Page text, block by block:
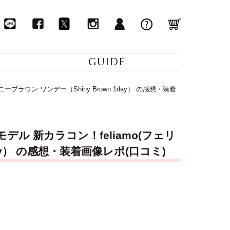
GUIDE
ブラウン ワンデー（Shiny Brown 1day） の感想・装着
デル 新カラコン！feliamo(フェリ
の感想・装着画像レポ(口コミ)